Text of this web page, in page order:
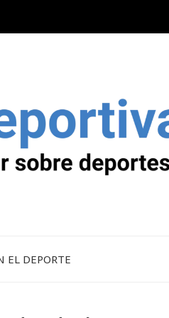
EL DEPORTE